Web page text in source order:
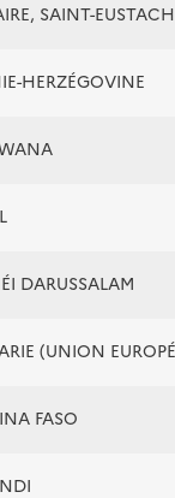
SAINT-
HERZÉGOVINE
DARUSSALAM
(UNION
FASO